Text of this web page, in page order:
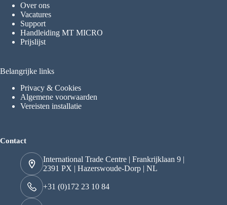
Over ons
Vacatures
Support
Handleiding MT MICRO
Prijslijst
Belangrijke links
Privacy & Cookies
Algemene voorwaarden
Vereisten installatie
Contact
International Trade Centre | Frankrijklaan 9 |
2391 PX | Hazerswoude-Dorp | NL
+31 (0)172 23 10 84